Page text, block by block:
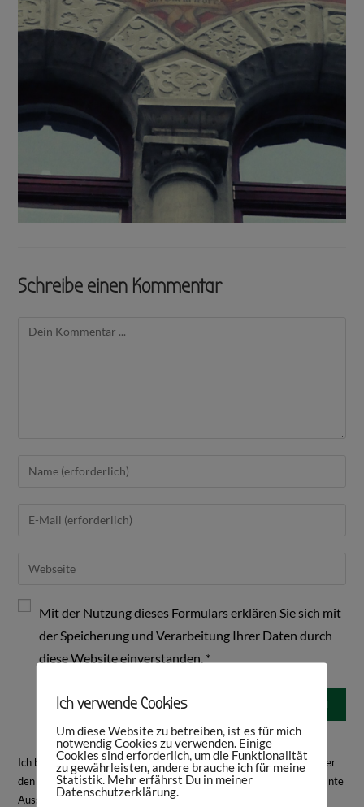
Schreibe einen Kommentar
Mit der Nutzung dieses Formulars erklären Sie sich mit
der Speicherung und Verarbeitung Ihrer Daten durch
diese Website einverstanden. *
Ich bin Daniela Frey, Historikerin und Texterin. Hier schreibe ich über
den Bodensee, Geschichte, Kultur, spannende Bücher und interessante
Ausstellungen.Mehr über mich
Ich verwende Cookies
Um diese Website zu betreiben, ist es für mich
notwendig Cookies zu verwenden. Einige
Cookies sind erforderlich, um die Funktionalität
zu gewährleisten, andere brauche ich für meine
Statistik. Mehr erfährst Du in meiner
Datenschutzerklärung.